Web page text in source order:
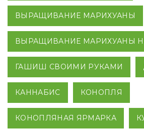
ВЫРАЩИВАНИЕ МАРИХУАНЫ
ВЫРАЩИВАНИЕ МАРИХУАНЫ
ГАШИШ СВОИМИ РУКАМИ
КАННАБИС КОНОПЛЯ
КОНОПЛЯНАЯ ЯРМАРКА